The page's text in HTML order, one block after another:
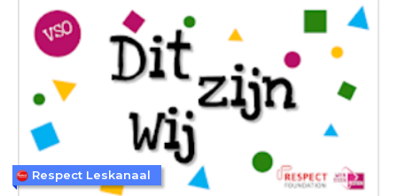
Respect Leskanaal